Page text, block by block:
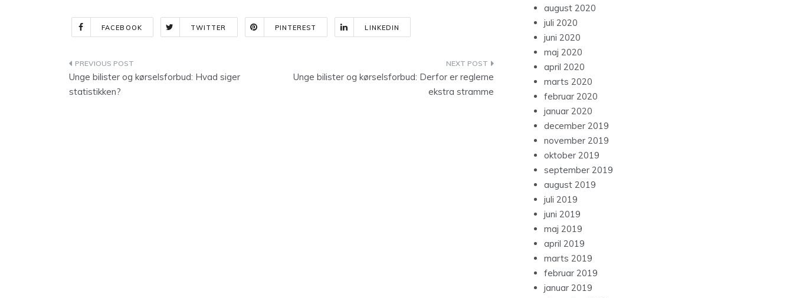
FACEBOOK TWITTER PINTEREST LINKEDIN
Indlægsnavigation
Unge bilister og kørselsforbud: Hvad siger
statistikken?
Unge bilister og kørselsforbud: Derfor er reglerne
ekstra stramme
august 2020
juli 2020
juni 2020
maj 2020
april 2020
marts 2020
februar 2020
januar 2020
december 2019
november 2019
oktober 2019
september 2019
august 2019
juli 2019
juni 2019
maj 2019
april 2019
marts 2019
februar 2019
januar 2019